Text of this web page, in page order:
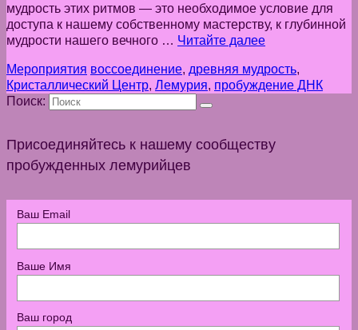
мудрость этих ритмов — это необходимое условие для
доступа к нашему собственному мастерству, к глубинной
мудрости нашего вечного … Читайте далее
Мероприятия воссоединение, древняя мудрость,
Кристаллический Центр, Лемурия, пробуждение ДНК
Поиск:
Присоединяйтесь к нашему сообществу
пробужденных лемурийцев
Ваш Email
Ваше Имя
Ваш город